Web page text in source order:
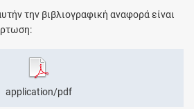
την βιβλιογραφική αναφορά είναι
application/pdf